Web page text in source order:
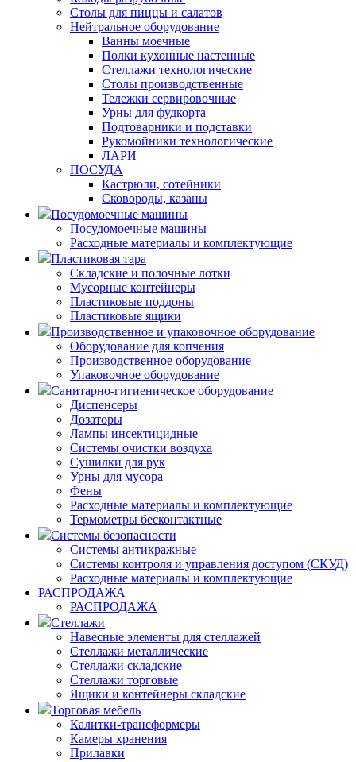
Столы для пиццы и салатов
Нейтральное оборудование
Ванны моечные
Полки кухонные настенные
Стеллажи технологические
Столы производственные
Тележки сервировочные
Урны для фудкорта
Подтоварники и подставки
Рукомойники технологические
ЛАРИ
ПОСУДА
Кастрюли, сотейники
Сковороды, казаны
Посудомоечные машины
Посудомоечные машины
Расходные материалы и комплектующие
Пластиковая тара
Складские и полочные лотки
Мусорные контейнеры
Пластиковые поддоны
Пластиковые ящики
Производственное и упаковочное оборудование
Оборудование для копчения
Производственное оборудование
Упаковочное оборудование
Санитарно-гигиеническое оборудование
Диспенсеры
Дозаторы
Лампы инсектицидные
Системы очистки воздуха
Сушилки для рук
Урны для мусора
Фены
Расходные материалы и комплектующие
Термометры бесконтактные
Системы безопасности
Системы антикражные
Системы контроля и управления доступом (СКУД)
Расходные материалы и комплектующие
РАСПРОДАЖА
РАСПРОДАЖА
Стеллажи
Навесные элементы для стеллажей
Стеллажи металлические
Стеллажи складские
Стеллажи торговые
Ящики и контейнеры складские
Торговая мебель
Калитки-трансформеры
Камеры хранения
Прилавки